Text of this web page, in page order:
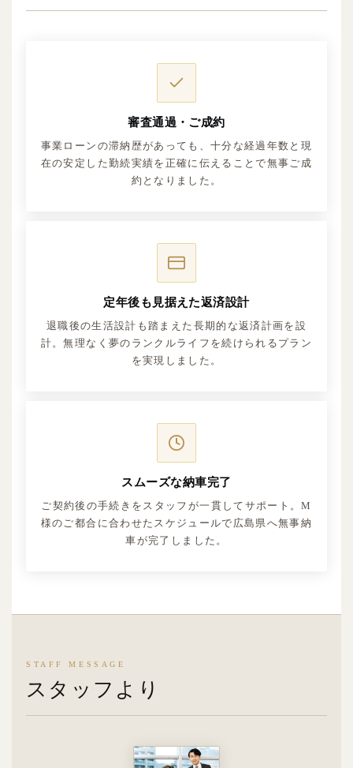
審査通過・ご成約
事業ローンの滞納歴があっても、十分な経過年数と現
在の安定した勤続実績を正確に伝えることで無事ご成
約となりました。
定年後も見据えた返済設計
退職後の生活設計も踏まえた長期的な返済計画を設
計。無理なく夢のランクルライフを続けられるプラン
を実現しました。
スムーズな納車完了
ご契約後の手続きをスタッフが一貫してサポート。M
様のご都合に合わせたスケジュールで広島県へ無事納
車が完了しました。
STAFF MESSAGE
スタッフより